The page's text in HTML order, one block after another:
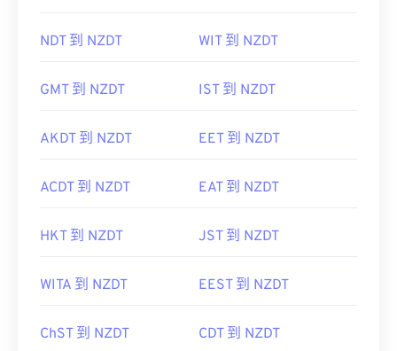
NDT 到 NZDT WIT 到 NZDT
GMT 到 NZDT IST 到 NZDT
AKDT 到 NZDT EET 到 NZDT
ACDT 到 NZDT EAT 到 NZDT
HKT 到 NZDT JST 到 NZDT
WITA 到 NZDT EEST 到 NZDT
ChST 到 NZDT CDT 到 NZDT